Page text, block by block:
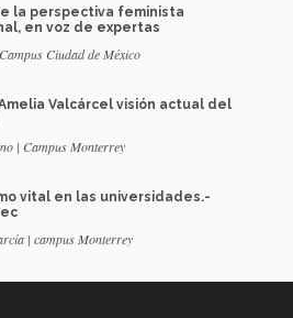
la perspectiva feminista
en voz de expertas
Ciudad de México
Valcárcel visión actual del
| Campus Monterrey
vital en las universidades.-
| campus Monterrey